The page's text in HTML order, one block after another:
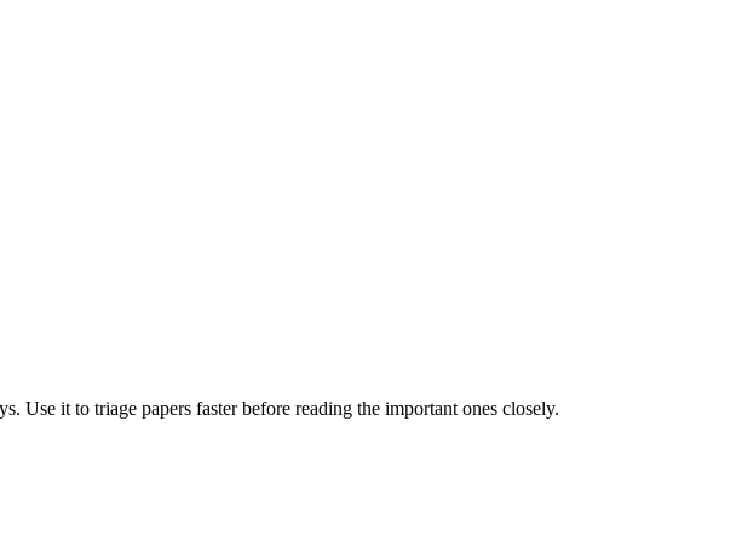
Use it to triage papers faster before reading the important ones closely.